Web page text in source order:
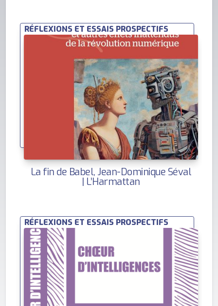
RÉFLEXIONS ET ESSAIS PROSPECTIFS
La fin de Babel, Jean-Dominique Séval
| L’Harmattan
RÉFLEXIONS ET ESSAIS PROSPECTIFS